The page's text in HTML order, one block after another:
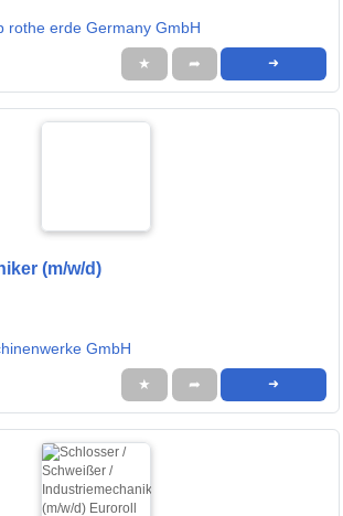
rothe erde Germany GmbH
★ ➦ ➜
(m/w/d)
GmbH
★ ➦ ➜